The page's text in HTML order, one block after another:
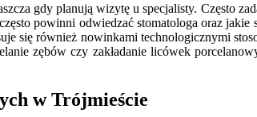
gdy planują wizytę u specjalisty. Często
powinni odwiedzać stomatologa oraz
się również nowinkami technologicznymi
zębów czy zakładanie licówek
w Trójmieście